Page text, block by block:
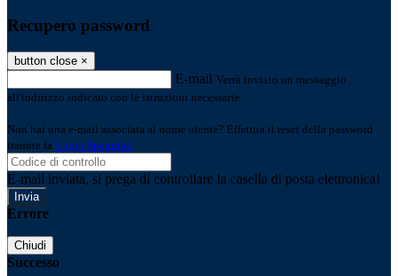
Recupero password
button close ×
E-mail Verrà inviato un messaggio
all'indirizzo indicato con le istruzioni necessarie.
Non hai una e-mail associata al nome utente? Effettua il reset della password
tramite la Login Spaggiari
E-mail inviata, si prega di controllare la casella di posta elettronica!
Errore
Chiudi
Successo